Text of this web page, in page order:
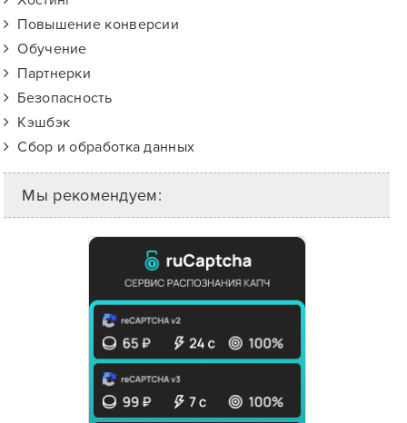
Повышение конверсии
Обучение
Партнерки
Безопасность
Кэшбэк
Сбор и обработка данных
Мы рекомендуем: